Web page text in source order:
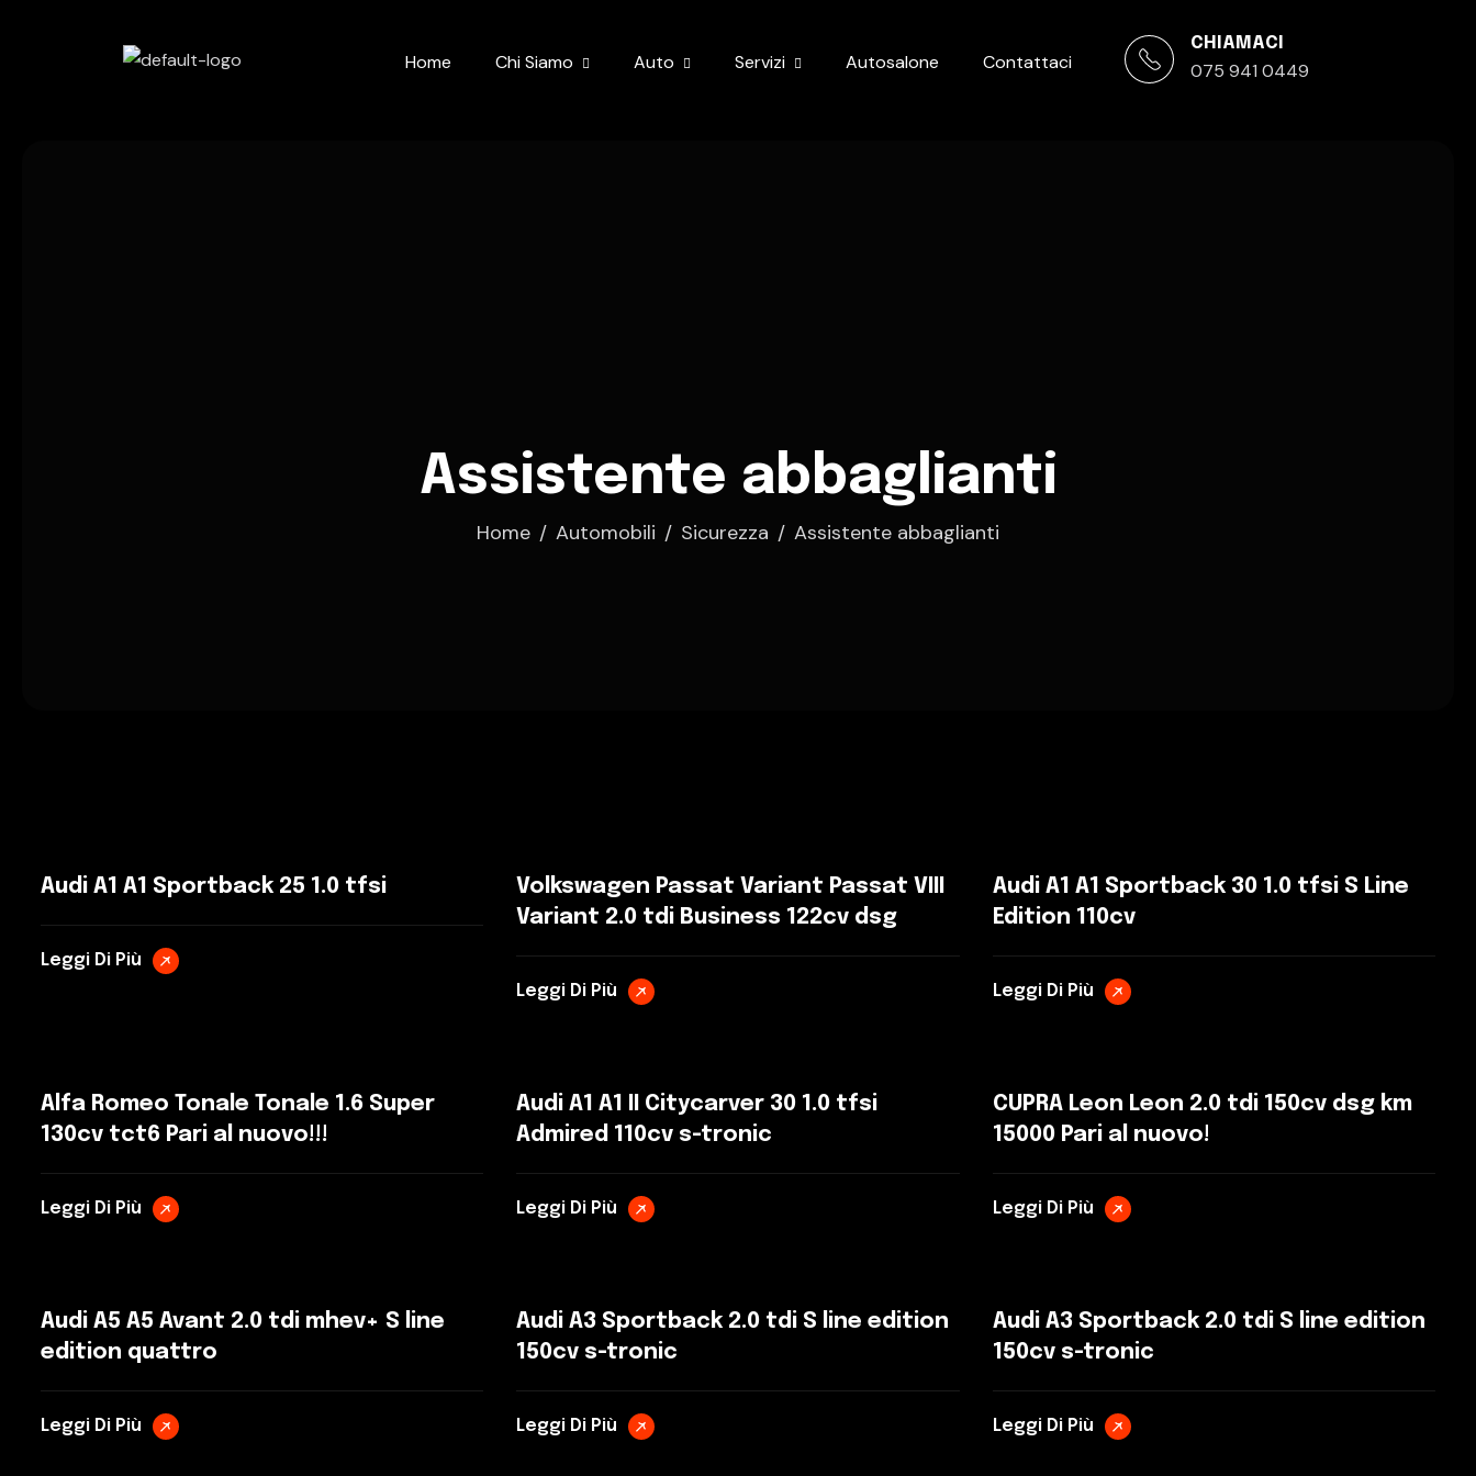
Home Chi Siamo Auto Servizi Autosalone Contattaci
CHIAMACI
075 941 0449
Assistente abbaglianti
Home Automobili Sicurezza Assistente abbaglianti
Audi A1 A1 Sportback 25 1.0 tfsi
Leggi Di Più
Volkswagen Passat Variant Passat VIII
Variant 2.0 tdi Business 122cv dsg
Leggi Di Più
Audi A1 A1 Sportback 30 1.0 tfsi S Line
Edition 110cv
Leggi Di Più
Alfa Romeo Tonale Tonale 1.6 Super
130cv tct6 Pari al nuovo!!!
Leggi Di Più
Audi A1 A1 II Citycarver 30 1.0 tfsi
Admired 110cv s-tronic
Leggi Di Più
CUPRA Leon Leon 2.0 tdi 150cv dsg km
15000 Pari al nuovo!
Leggi Di Più
Audi A5 A5 Avant 2.0 tdi mhev+ S line
edition quattro
Leggi Di Più
Audi A3 Sportback 2.0 tdi S line edition
150cv s-tronic
Leggi Di Più
Audi A3 Sportback 2.0 tdi S line edition
150cv s-tronic
Leggi Di Più